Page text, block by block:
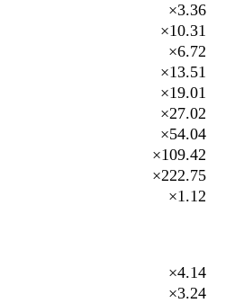
×3.36
×10.31
×6.72
×13.51
×19.01
×27.02
×54.04
×109.42
×222.75
×1.12
×4.14
×3.24